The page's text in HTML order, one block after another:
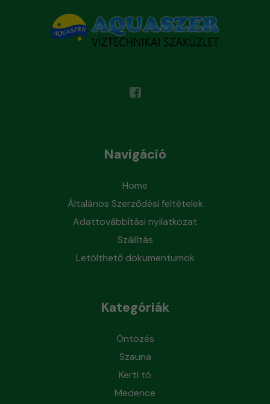
Navigáció
Home
Általános Szerződési feltételek
Adattovábbítási nyilatkozat
Szállítás
Letölthető dokumentumok
Kategóriák
Öntözés
Szauna
Kerti tó
Medence